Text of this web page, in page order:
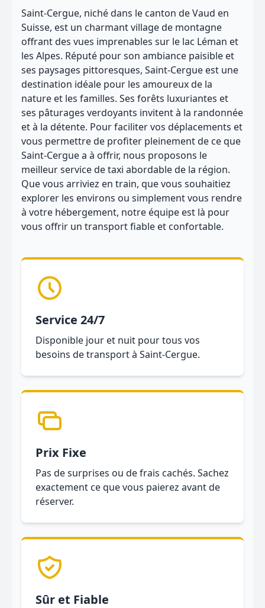
Saint-Cergue, niché dans le canton de Vaud en
Suisse, est un charmant village de montagne
offrant des vues imprenables sur le lac Léman et
les Alpes. Réputé pour son ambiance paisible et
ses paysages pittoresques, Saint-Cergue est une
destination idéale pour les amoureux de la
nature et les familles. Ses forêts luxuriantes et
ses pâturages verdoyants invitent à la randonnée
et à la détente. Pour faciliter vos déplacements et
vous permettre de profiter pleinement de ce que
Saint-Cergue a à offrir, nous proposons le
meilleur service de taxi abordable de la région.
Que vous arriviez en train, que vous souhaitiez
explorer les environs ou simplement vous rendre
à votre hébergement, notre équipe est là pour
vous offrir un transport fiable et confortable.
Service 24/7
Disponible jour et nuit pour tous vos
besoins de transport à Saint-Cergue.
Prix Fixe
Pas de surprises ou de frais cachés. Sachez
exactement ce que vous paierez avant de
réserver.
Sûr et Fiable